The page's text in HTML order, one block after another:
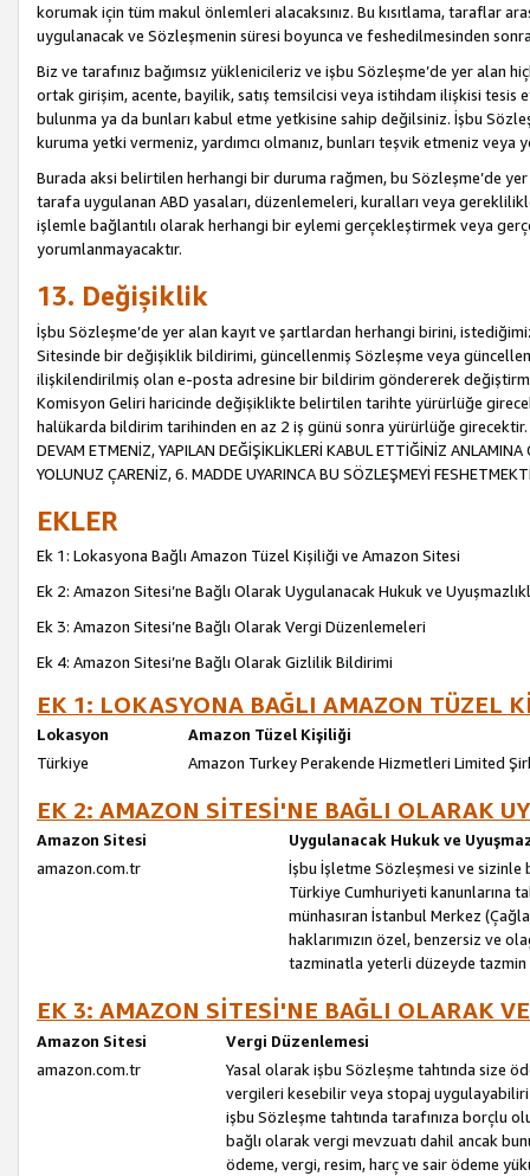
korumak için tüm makul önlemleri alacaksınız. Bu kısıtlama, taraflar
uygulanacak ve Sözleşmenin süresi boyunca ve feshedilmesinden
Biz ve tarafınız bağımsız yüklenicileriz ve işbu Sözleşme’de yer alan
ortak girişim, acente, bayilik, satış temsilcisi veya istihdam ilişkisi
bulunma ya da bunları kabul etme yetkisine sahip değilsiniz. İşbu
kuruma yetki vermeniz, yardımcı olmanız, bunları teşvik etmeniz
Burada aksi belirtilen herhangi bir duruma rağmen, bu Sözleşme’de
tarafa uygulanan ABD yasaları, düzenlemeleri, kuralları veya
işlemle bağlantılı olarak herhangi bir eylemi gerçekleştirmek veya
yorumlanmayacaktır.
13. Değişiklik
İşbu Sözleşme’de yer alan kayıt ve şartlardan herhangi birini,
Sitesinde bir değişiklik bildirimi, güncellenmiş Sözleşme veya
ilişkilendirilmiş olan e-posta adresine bir bildirim göndererek
Komisyon Geliri haricinde değişiklikte belirtilen tarihte yürürlüğe
halükarda bildirim tarihinden en az 2 iş günü sonra yürürlüğe girecektir.
DEVAM ETMENİZ, YAPILAN DEĞİŞİKLİKLERİ KABUL ETTİĞİNİZ
YOLUNUZ ÇARENİZ, 6. MADDE UYARINCA BU SÖZLEŞMEYİ
EKLER
Ek 1: Lokasyona Bağlı Amazon Tüzel Kişiliği ve Amazon Sitesi
Ek 2: Amazon Sitesi’ne Bağlı Olarak Uygulanacak Hukuk ve
Ek 3: Amazon Sitesi’ne Bağlı Olarak Vergi Düzenlemeleri
Ek 4: Amazon Sitesi’ne Bağlı Olarak Gizlilik Bildirimi
EK 1: LOKASYONA BAĞLI AMAZON TÜZEL
Lokasyon
Amazon Tüzel Kişiliği
Türkiye
Amazon Turkey Perakende Hizmetleri Limited
EK 2: AMAZON SİTESİ'NE BAĞLI OLARAK
Amazon Sitesi
Uygulanacak Hukuk ve
amazon.com.tr
İşbu İşletme Sözleşmesi ve sizinle
Türkiye Cumhuriyeti kanunlarına
münhasıran İstanbul Merkez
haklarımızın özel, benzersiz ve
tazminatla yeterli düzeyde
EK 3: AMAZON SİTESİ'NE BAĞLI OLARAK
Amazon Sitesi
Vergi Düzenlemesi
amazon.com.tr
Yasal olarak işbu Sözleşme tahtında size
vergileri kesebilir veya stopaj
işbu Sözleşme tahtında tarafınıza borçlu
bağlı olarak vergi mevzuatı dahil ancak
ödeme, vergi, resim, harç ve sair ödeme